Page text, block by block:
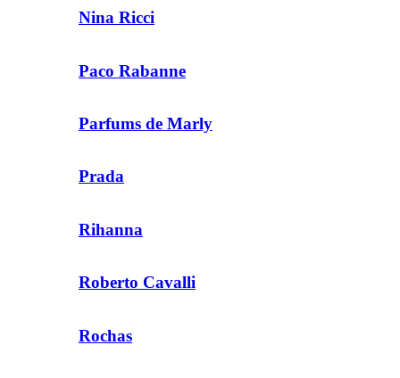
Nina Ricci
Paco Rabanne
Parfums de Marly
Prada
Rihanna
Roberto Cavalli
Rochas